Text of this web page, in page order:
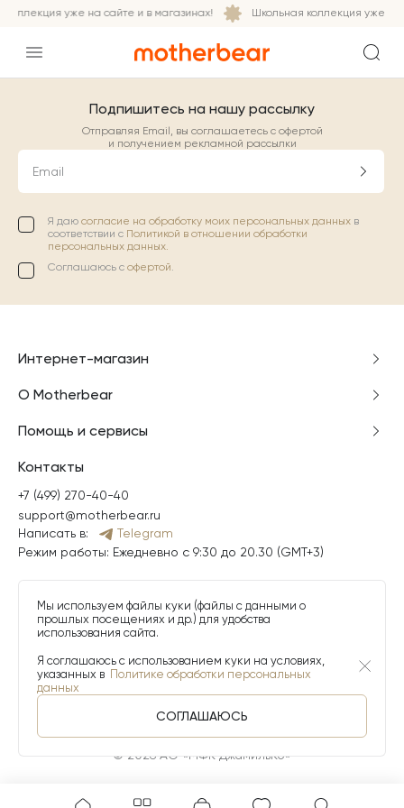
уже на сайте и в магазинах! Школьная коллекция уже на
Подпишитесь на нашу рассылку
Отправляя Email, вы соглашаетесь с офертой
и получением рекламной рассылки
Email
Я даю согласие на обработку моих персональных данных в
соответствии с Политикой в отношении обработки
персональных данных.
Соглашаюсь с офертой.
Интернет-магазин
О Motherbear
Помощь и сервисы
Контакты
+7 (499) 270-40-40
support@motherbear.ru
Написать в:
Telegram
Режим работы: Ежедневно с 9:30 до 20.30 (GMT+3)
© 2026 АО «МФК ДжамильКо»
Мы используем файлы куки (файлы с данными о
прошлых посещениях и др.) для удобства
использования сайта.
Я соглашаюсь с использованием куки на условиях,
указанных в Политике обработки персональных
данных
СОГЛАШАЮСЬ